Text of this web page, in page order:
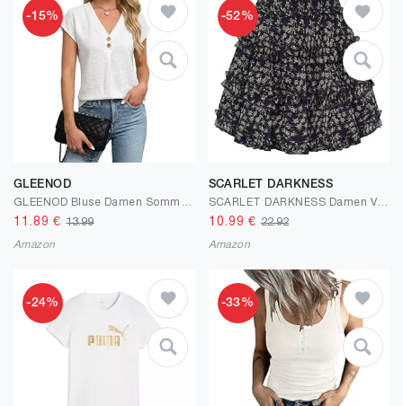
-15%
GLEENOD
11.89 €13.99
Amazon
-52%
SCARLET DARKNESS
10.99 € 22.92
Amazon
-24% -33%